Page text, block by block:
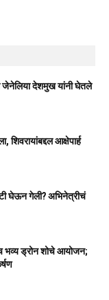
देशमुख यांनी घेतले
आक्षेपार्ह
घेऊन गेली? अभिनेत्रीचं
भव्य ड्रोन शोचे आयोजन;